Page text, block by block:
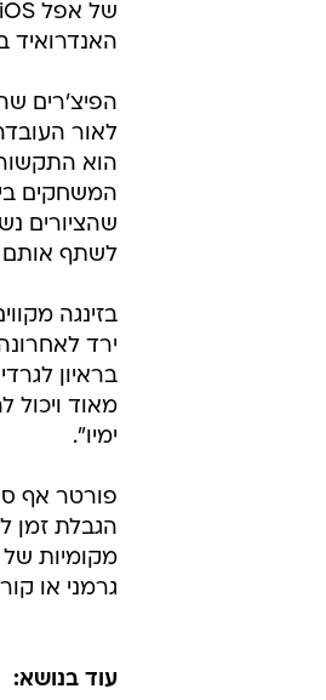
האנדרואיד
הפיצ'רים
לאור
הוא
המשחקים
שהציורים
לשתף אותם
בראיון
מאוד ויכול
ימיו".
פורטר אף
הגבלת זמן
מקומיות
גרמני או
עוד בנושא: